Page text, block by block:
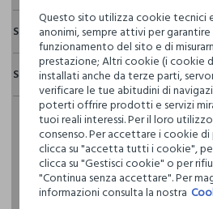
Composizione:
96% COTONE,4% POLIESTERE
NON CANDEGGIARE
TEMPERATURA MASSIMA 30°C -
LAVAGGIO A SECCO
TETRACLOROETILENE E TUTTI I
SEGNO F - PROCEDURA
Sostenibilità e trasparenza
Sicurezza
Il 100% dei nostri articoli viene
fisici, per verificarne il rispetto dei
definito per l’uso di sostanze
restrittivi rispetto a quelli previsti
internazionale.
Clicca qui per vedere i dettagli
Spedizione e resi
Hai fino a 30 giorni dalla consegna
cambiare idea e restituire i prodotti
Questo sito utilizza cookie tecnici
anonimi, sempre attivi per garantire
funzionamento del sito e di
prestazione; Altri cookie (i cookie
installati anche da terze parti,
verificare le tue abitudini di
poterti offrire prodotti e servizi
tuoi reali interessi. Per il loro
consenso. Per accettare i cookie
clicca su "accetta tutti i cookie",
clicca su "Gestisci cookie" o per
"Continua senza accettare". Per
informazioni consulta la nostra